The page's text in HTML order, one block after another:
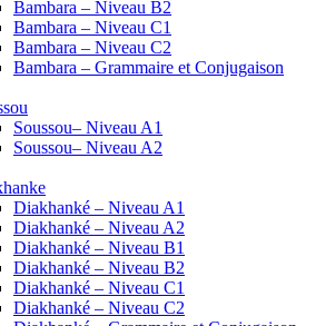
Bambara – Niveau B2
Bambara – Niveau C1
Bambara – Niveau C2
Bambara – Grammaire et Conjugaison
Soussou– Niveau A1
Soussou– Niveau A2
Diakhanké – Niveau A1
Diakhanké – Niveau A2
Diakhanké – Niveau B1
Diakhanké – Niveau B2
Diakhanké – Niveau C1
Diakhanké – Niveau C2